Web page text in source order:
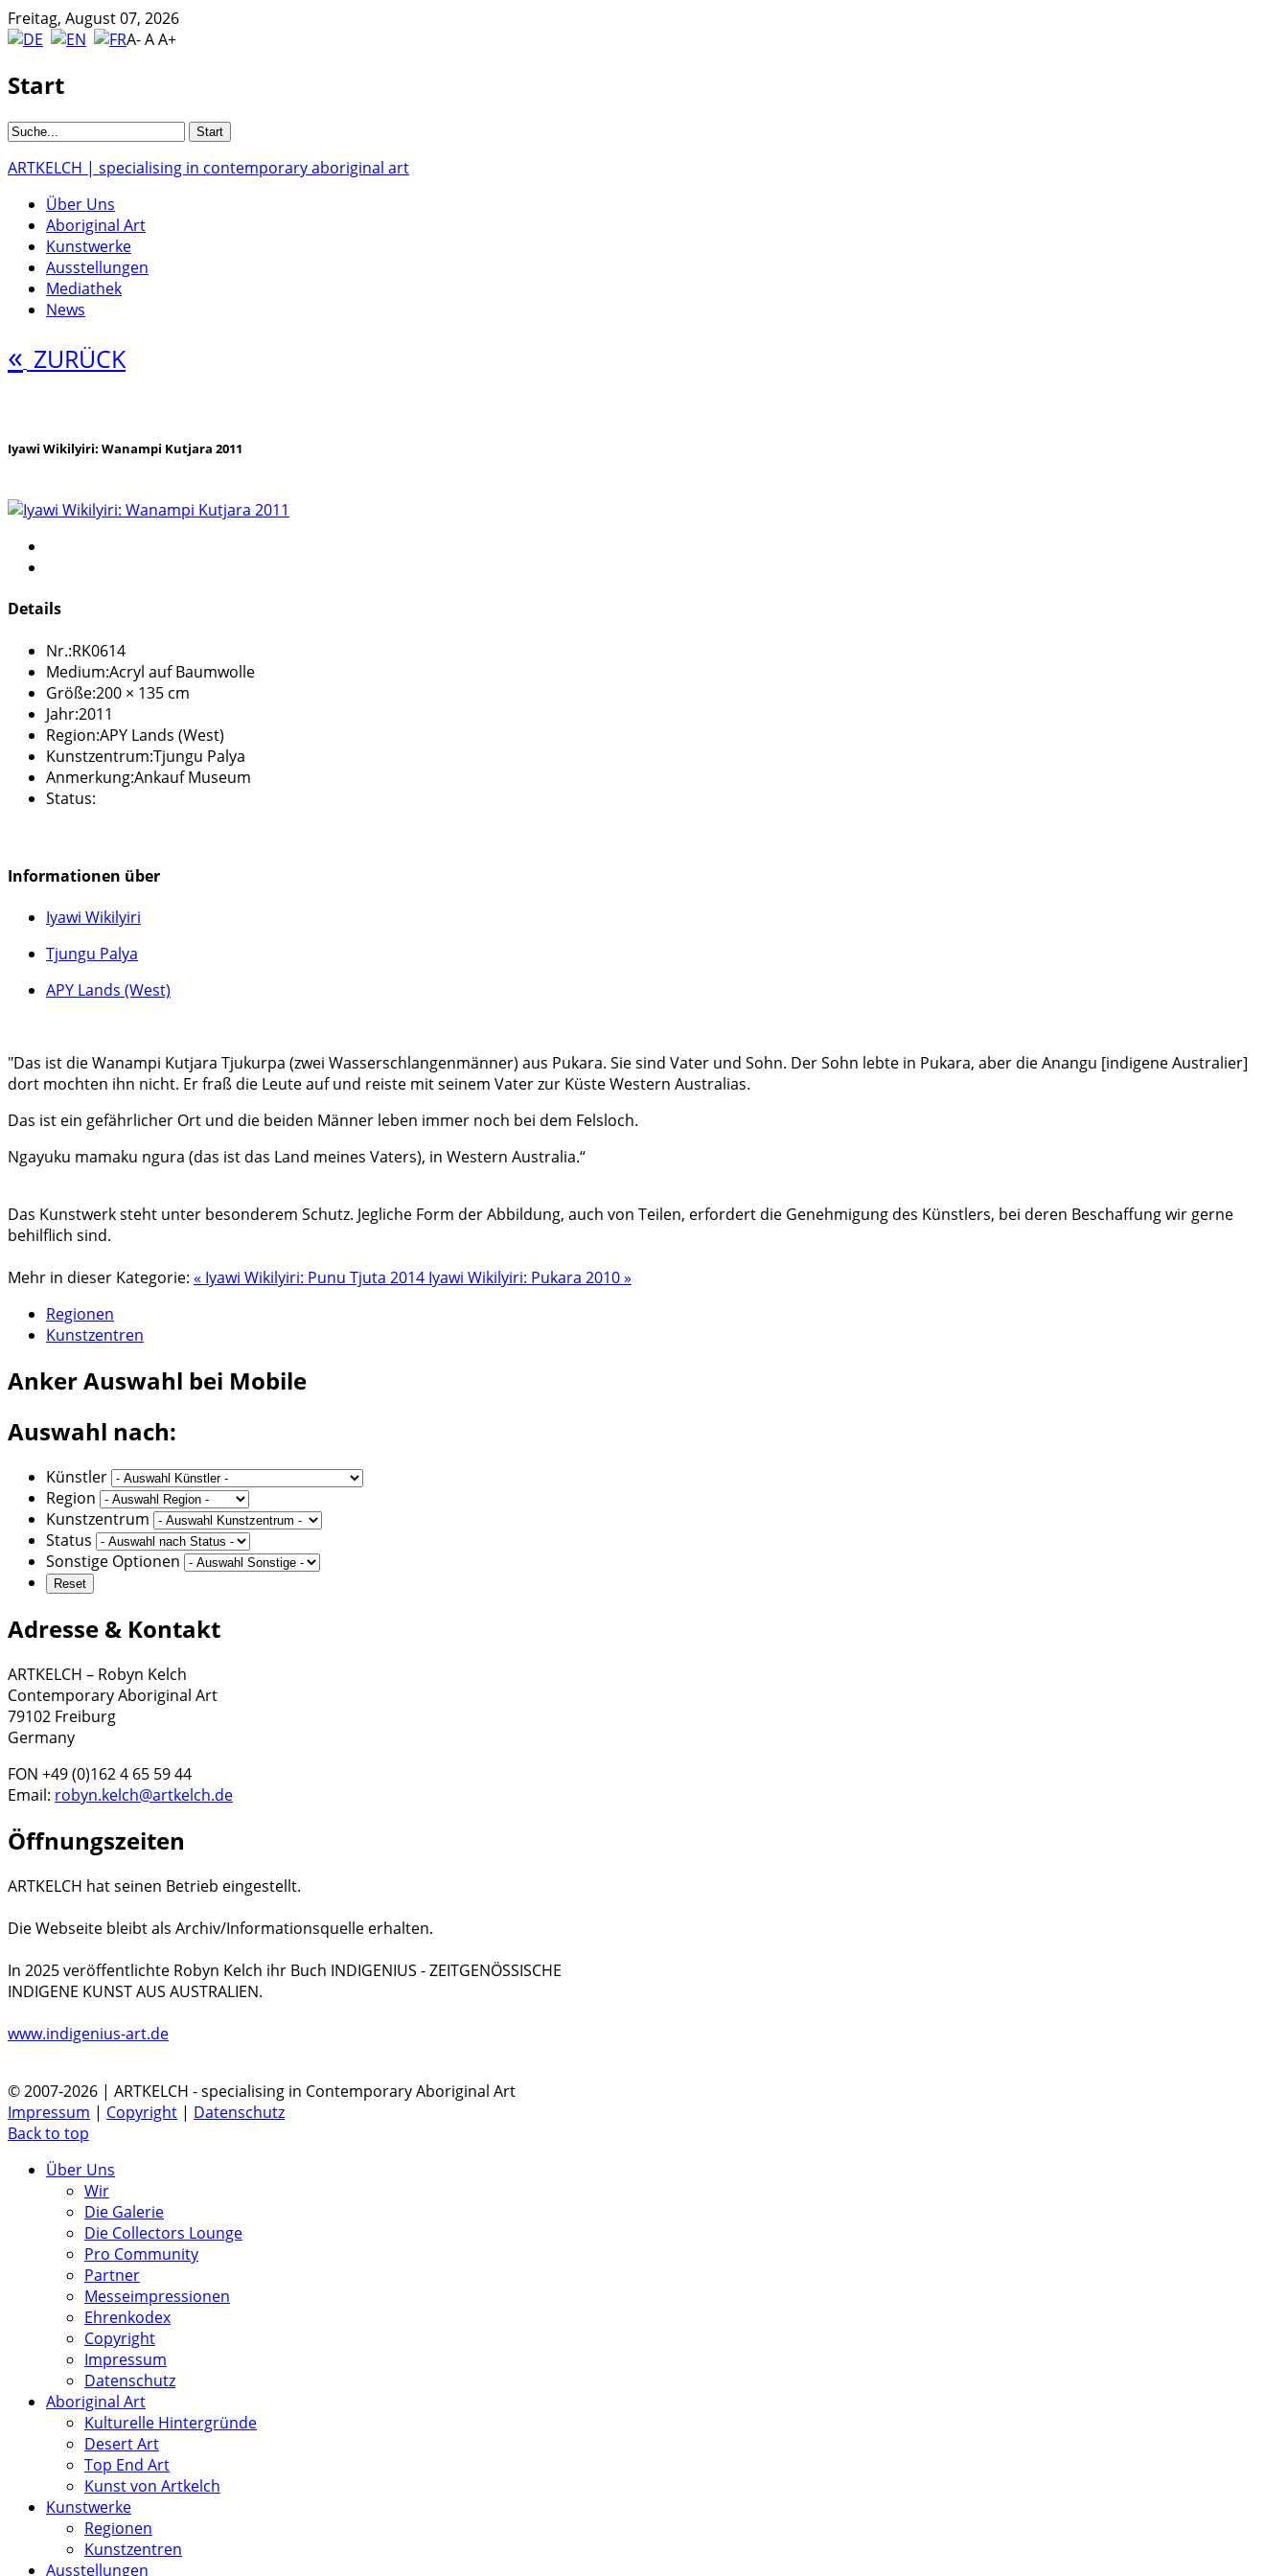
Freitag, August 07, 2026
A-AA+
Start
ARTKELCH | specialising in contemporary aboriginal art
Über Uns
Aboriginal Art
Kunstwerke
Ausstellungen
Mediathek
News
« ZURÜCK
Iyawi Wikilyiri: Wanampi Kutjara 2011
Details
Nr.:RK0614
Medium:Acryl auf Baumwolle
Größe:200 × 135 cm
Jahr:2011
Region:APY Lands (West)
Kunstzentrum:Tjungu Palya
Anmerkung:Ankauf Museum
Status:
Informationen über
Iyawi Wikilyiri
Tjungu Palya
APY Lands (West)
"Das ist die Wanampi Kutjara Tjukurpa (zwei Wasserschlangenmänner) aus Pukara. Sie sind Vater und Sohn. Der Sohn lebte in Pukara, aber die Anangu [indigene Australier]
dort mochten ihn nicht. Er fraß die Leute auf und reiste mit seinem Vater zur Küste Western Australias.
Das ist ein gefährlicher Ort und die beiden Männer leben immer noch bei dem Felsloch.
Ngayuku mamaku ngura (das ist das Land meines Vaters), in Western Australia.“
Das Kunstwerk steht unter besonderem Schutz. Jegliche Form der Abbildung, auch von Teilen, erfordert die Genehmigung des Künstlers, bei deren Beschaffung wir gerne
behilflich sind.
Mehr in dieser Kategorie: « Iyawi Wikilyiri: Punu Tjuta 2014 Iyawi Wikilyiri: Pukara 2010 »
Regionen
Kunstzentren
AnkerAuswahl bei Mobile
Auswahl nach:
Künstler
Region
Kunstzentrum
Status
Sonstige Optionen
Adresse & Kontakt
ARTKELCH – Robyn Kelch
Contemporary Aboriginal Art
79102 Freiburg
Germany
FON +49 (0)162 4 65 59 44
Email: robyn.kelch@artkelch.de
Öffnungszeiten
ARTKELCH hat seinen Betrieb eingestellt.
Die Webseite bleibt als Archiv/Informationsquelle erhalten.
In 2025 veröffentlichte Robyn Kelch ihr Buch INDIGENIUS - ZEITGENÖSSISCHE
INDIGENE KUNST AUS AUSTRALIEN.
www.indigenius-art.de
© 2007-2026 | ARTKELCH - specialising in Contemporary Aboriginal Art
Impressum | Copyright | Datenschutz
Back to top
Über Uns
Wir
Die Galerie
Die Collectors Lounge
Pro Community
Partner
Messeimpressionen
Ehrenkodex
Copyright
Impressum
Datenschutz
Aboriginal Art
Kulturelle Hintergründe
Desert Art
Top End Art
Kunst von Artkelch
Kunstwerke
Regionen
Kunstzentren
Ausstellungen